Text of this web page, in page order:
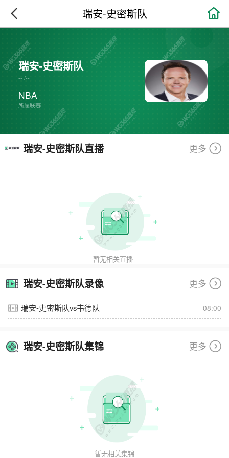
 瑞安-史密斯队
瑞安-史密斯队
-- /--
NBA
所属联赛
瑞安-史密斯队直播 更多
暂无相关直播
瑞安-史密斯队录像 更多
瑞安-史密斯队vs韦德队 08:00
瑞安-史密斯队集锦 更多
暂无相关集锦